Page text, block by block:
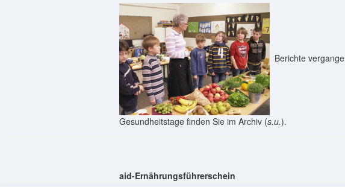
Berichte
Gesundheitstage finden Sie im Archiv (s.u.).
aid-Ernährungsführerschein